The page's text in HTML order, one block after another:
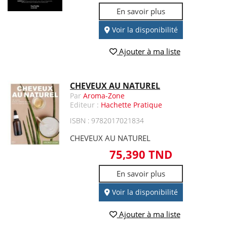
En savoir plus
Voir la disponibilité
Ajouter à ma liste
CHEVEUX AU NATUREL
ParAroma-Zone
Editeur : Hachette Pratique
ISBN : 9782017021834
CHEVEUX AU NATUREL
75,390 TND
En savoir plus
Voir la disponibilité
Ajouter à ma liste